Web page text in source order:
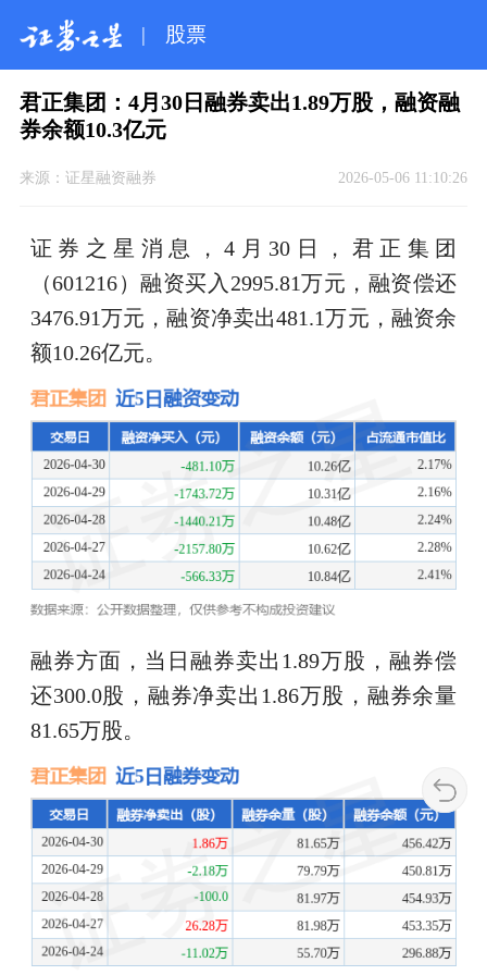
| 股票
君正集团：4月30日融券卖出1.89万股，融资融
券余额10.3亿元
来源： 证星融资融券 2026-05-06 11:10:26
证券之星消息，4月30日，君正集团
（601216）融资买入2995.81万元，融资偿还
3476.91万元，融资净卖出481.1万元，融资余
额10.26亿元。
融券方面，当日融券卖出1.89万股，融券偿
还300.0股，融券净卖出1.86万股，融券余量
81.65万股。